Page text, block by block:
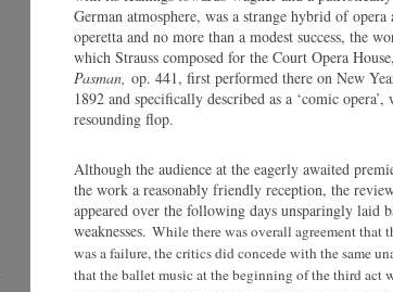
German atmosphere, was a strange hybrid of opera
operetta and no more than a modest success, the
which Strauss composed for the Court Opera House,
Pasman, op. 441, first performed there on New
1892 and specifically described as a ‘comic opera’,
resounding flop.
Although the audience at the eagerly awaited
the work a reasonably friendly reception, the
appeared over the following days unsparingly laid
weaknesses. While there was overall agreement that
was a failure, the critics did concede with the same
that the ballet music at the beginning of the third act
ヨハネス･ ヴィルトナー
ヨハネス･ ヴィルトナー
Resumé
Website
Corina Koller
Resumé
Website